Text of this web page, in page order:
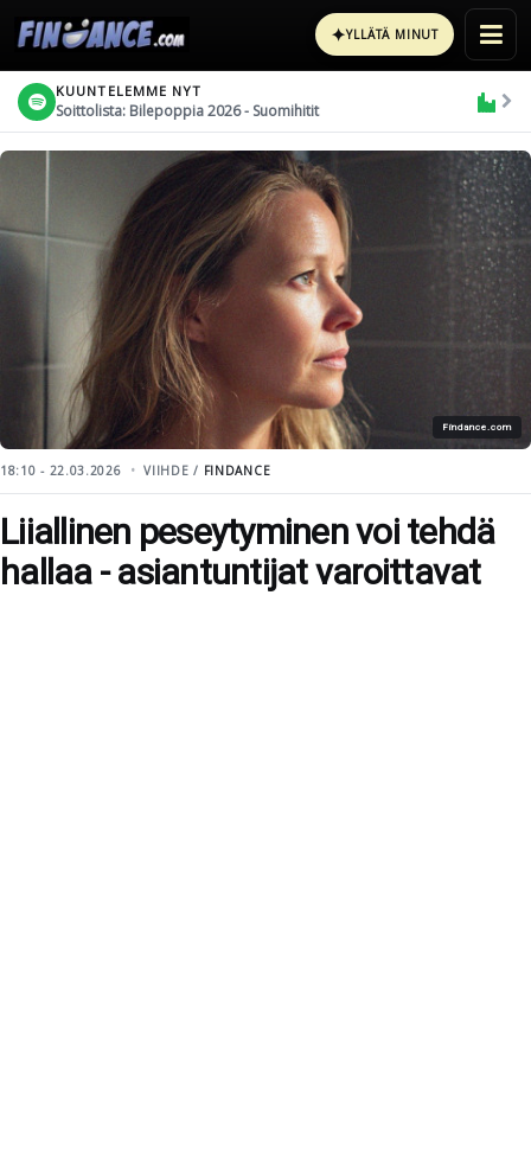
✦YLLÄTÄ MINUT
KUUNTELEMME NYT
Soittolista: Bilepoppia 2026 - Suomihitit
Findance.com
18:10 - 22.03.2026 VIIHDE / FINDANCE
Liiallinen peseytyminen voi tehdä
hallaa - asiantuntijat varoittavat